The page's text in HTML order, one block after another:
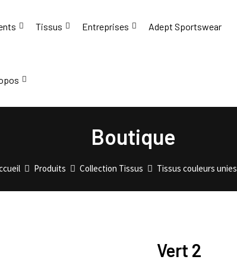
Tissus Entreprises Adept Sportswear
Boutique
Produits Collection Tissus Tissus couleurs unies
Vert 2